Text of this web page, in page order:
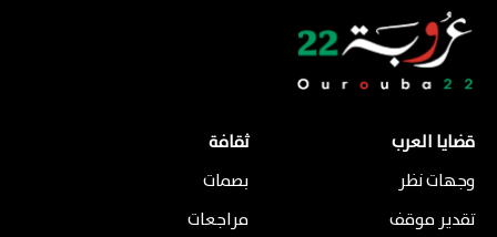
قضايا العرب
وجهات نظر
تقدير موقف
ثقافة
بصمات
مراجعات